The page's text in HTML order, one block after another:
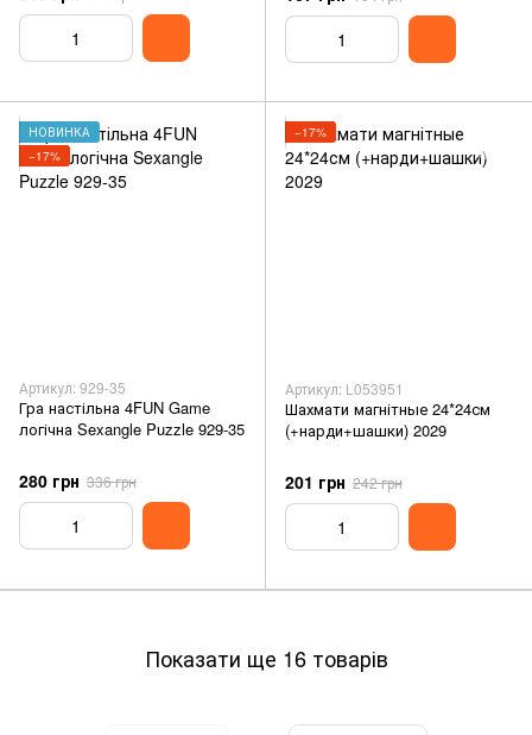
НОВИНКА
−17%
Артикул: 929-35
Гра настільна 4FUN Game
логічна Sexangle Puzzle 929-35
280 грн 336 грн
−17%
Артикул: L053951
Шахмати магнітные 24*24см
(+нарди+шашки) 2029
201 грн 242 грн
Показати ще 16 товарів